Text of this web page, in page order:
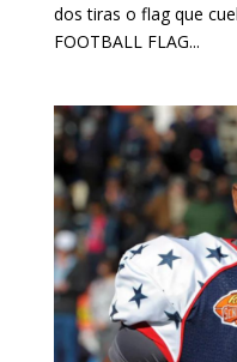
dos tiras o flag que
FOOTBALL FLAG...